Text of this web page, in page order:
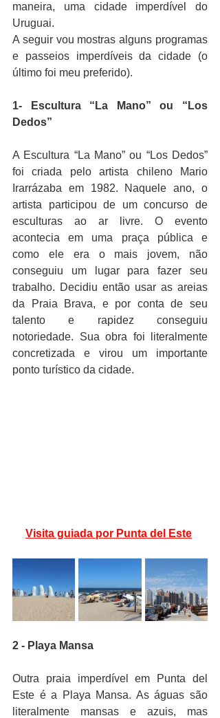
maneira, uma cidade imperdível do
Uruguai.
A seguir vou mostras alguns programas
e passeios imperdíveis da cidade (o
último foi meu preferido).
1- Escultura “La Mano” ou “Los
Dedos”
A Escultura “La Mano” ou “Los Dedos”
foi criada pelo artista chileno Mario
Irarrázaba em 1982. Naquele ano, o
artista participou de um concurso de
esculturas ao ar livre. O evento
acontecia em uma praça pública e
como ele era o mais jovem, não
conseguiu um lugar para fazer seu
trabalho. Decidiu então usar as areias
da Praia Brava, e por conta de seu
talento e rapidez conseguiu
notoriedade. Sua obra foi literalmente
concretizada e virou um importante
ponto turístico da cidade.
Visita guiada por Punta del Este
2 - Playa Mansa
Outra praia imperdível em Punta del
Este é a Playa Mansa. As águas são
literalmente mansas e azuis, mas